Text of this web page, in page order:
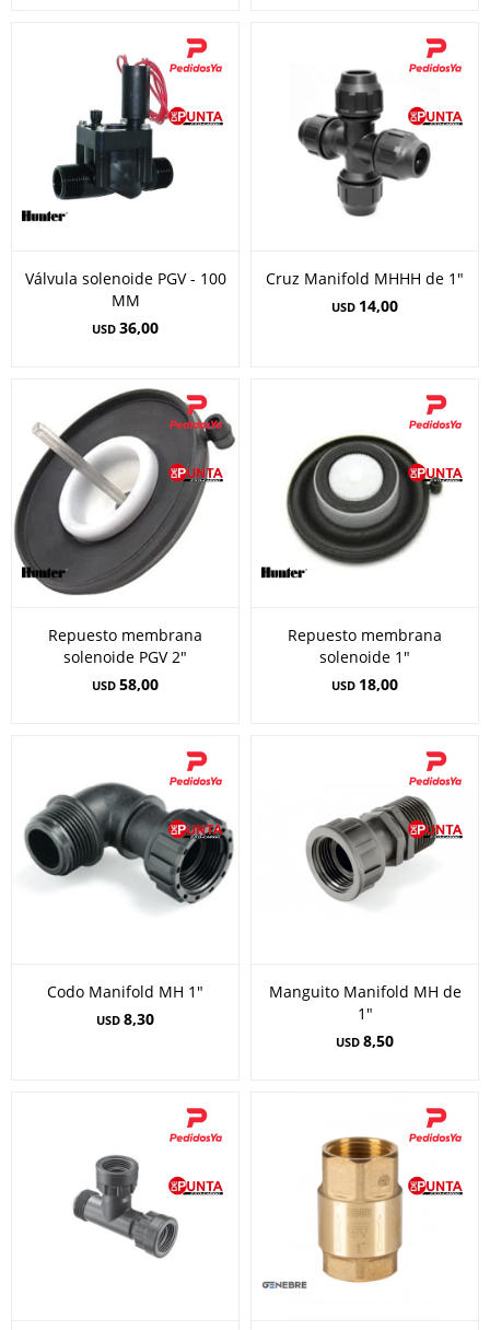
Válvula solenoide PGV - 100
MM
USD 36,00
Cruz Manifold MHHH de 1"
USD 14,00
Repuesto membrana
solenoide PGV 2"
USD 58,00
Repuesto membrana
solenoide 1"
USD 18,00
Codo Manifold MH 1"
USD 8,30
Manguito Manifold MH de
1"
USD 8,50